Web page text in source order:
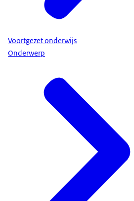
Voortgezet onderwijs
Onderwerp